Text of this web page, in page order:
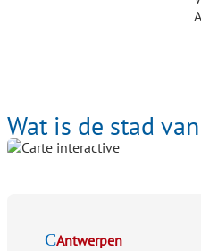
Wat is de stad
Antwerpen